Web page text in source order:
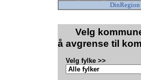
DinRegion
Velg
å avgrense til
Velg fylke >>